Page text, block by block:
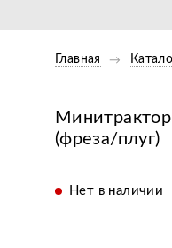
Главная
(фреза/плуг)
Нет в наличии